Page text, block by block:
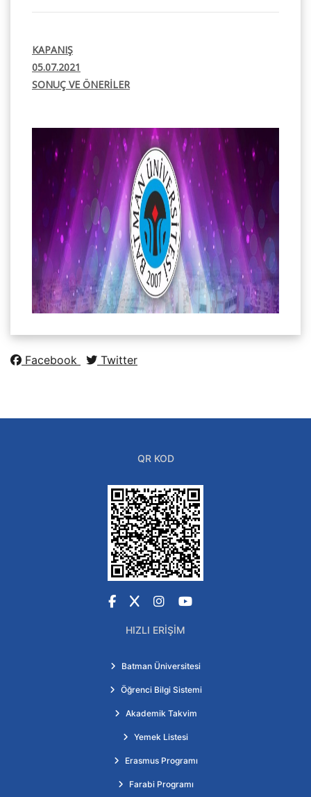
KAPANIŞ
05.07.2021
SONUÇ VE ÖNERİLER
Facebook Twitter
QR KOD
Facebook
X Instagram
YouTube
HIZLI ERIŞIM
Batman Üniversitesi
Öğrenci Bilgi Sistemi
Akademik Takvim
Yemek Listesi
Erasmus Programı
Farabi Programı